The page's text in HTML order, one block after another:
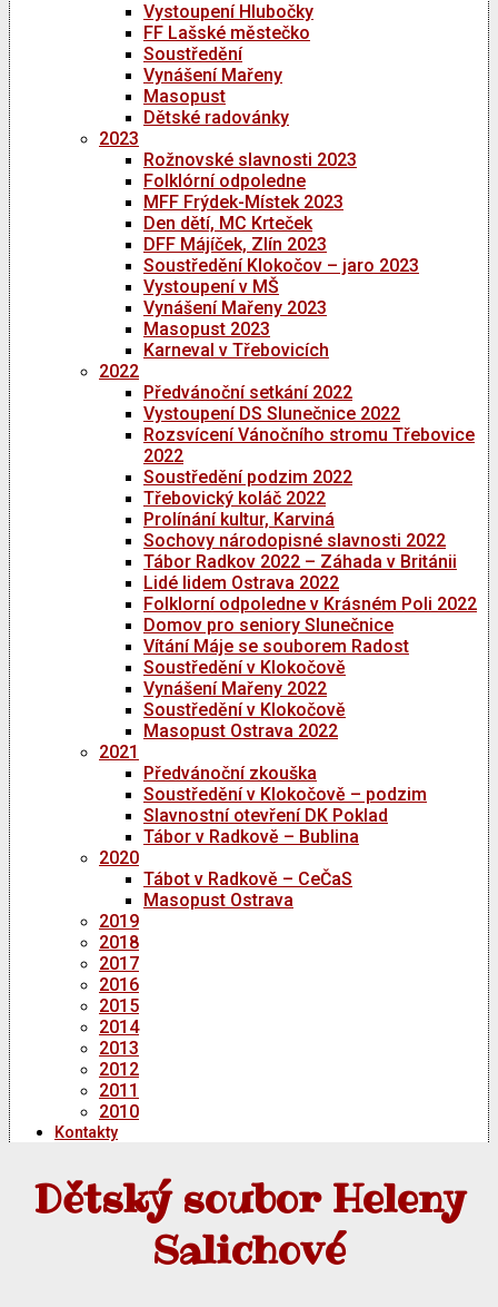
Vystoupení Hlubočky
FF Lašské městečko
Soustředění
Vynášení Mařeny
Masopust
Dětské radovánky
2023
Rožnovské slavnosti 2023
Folklórní odpoledne
MFF Frýdek-Místek 2023
Den dětí, MC Krteček
DFF Májíček, Zlín 2023
Soustředění Klokočov – jaro 2023
Vystoupení v MŠ
Vynášení Mařeny 2023
Masopust 2023
Karneval v Třebovicích
2022
Předvánoční setkání 2022
Vystoupení DS Slunečnice 2022
Rozsvícení Vánočního stromu Třebovice
2022
Soustředění podzim 2022
Třebovický koláč 2022
Prolínání kultur, Karviná
Sochovy národopisné slavnosti 2022
Tábor Radkov 2022 – Záhada v Británii
Lidé lidem Ostrava 2022
Folklorní odpoledne v Krásném Poli 2022
Domov pro seniory Slunečnice
Vítání Máje se souborem Radost
Soustředění v Klokočově
Vynášení Mařeny 2022
Soustředění v Klokočově
Masopust Ostrava 2022
2021
Předvánoční zkouška
Soustředění v Klokočově – podzim
Slavnostní otevření DK Poklad
Tábor v Radkově – Bublina
2020
Tábot v Radkově – CeČaS
Masopust Ostrava
2019
2018
2017
2016
2015
2014
2013
2012
2011
2010
Kontakty
Dětský soubor Heleny
Salichové